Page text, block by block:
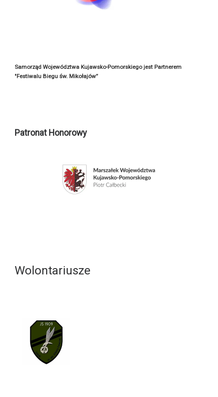
Samorząd Województwa Kujawsko-Pomorskiego jest Partnerem
"Festiwalu Biegu św. Mikołajów”
Patronat Honorowy
Wolontariusze